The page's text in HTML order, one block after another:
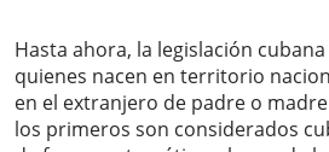
Hasta ahora, la legislación
quienes nacen en territorio
en el extranjero de padre o
los primeros son considerados